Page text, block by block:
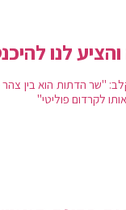
לנו
"שר הדתות הוא בין
לקרדום פוליטי"